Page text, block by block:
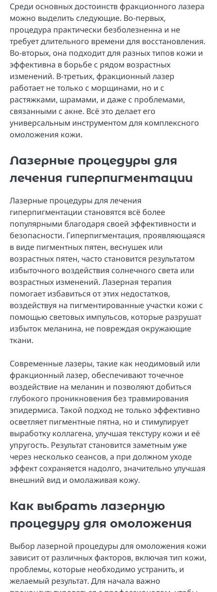
Среди основных достоинств фракционного лазера
можно выделить следующие. Во-первых,
процедура практически безболезненна и не
требует длительного времени для восстановления.
Во-вторых, она подходит для разных типов кожи и
эффективна в борьбе с рядом возрастных
изменений. В-третьих, фракционный лазер
работает не только с морщинами, но и с
растяжками, шрамами, и даже с проблемами,
связанными с акне. Всё это делает его
универсальным инструментом для комплексного
омоложения кожи.
Лазерные процедуры для
лечения гиперпигментации
Лазерные процедуры для лечения
гиперпигментации становятся всё более
популярными благодаря своей эффективности и
безопасности. Гиперпигментация, проявляющаяся
в виде пигментных пятен, веснушек или
возрастных пятен, часто становится результатом
избыточного воздействия солнечного света или
возрастных изменений. Лазерная терапия
помогает избавиться от этих недостатков,
воздействуя на пигментированные участки кожи с
помощью световых импульсов, которые разрушат
избыток меланина, не повреждая окружающие
ткани.
Современные лазеры, такие как неодимовый или
фракционный лазер, обеспечивают точечное
воздействие на меланин и позволяют добиться
глубокого проникновения без травмирования
эпидермиса. Такой подход не только эффективно
осветляет пигментные пятна, но и стимулирует
выработку коллагена, улучшая текстуру кожи и её
упругость. Результат становится заметным уже
через несколько сеансов, а при должном уходе
эффект сохраняется надолго, значительно улучшая
внешний вид и омолаживая кожу.
Как выбрать лазерную
процедуру для омоложения
Выбор лазерной процедуры для омоложения кожи
зависит от различных факторов, включая тип кожи,
проблемы, которые необходимо устранить, и
желаемый результат. Для начала важно